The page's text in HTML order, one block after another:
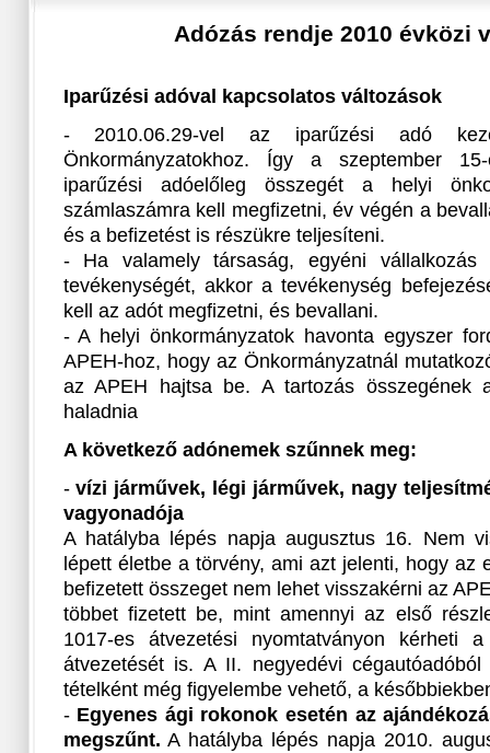
Adózás rendje 2010 évközi
Iparűzési adóval kapcsolatos változások
- 2010.06.29-vel az iparűzési adó
Önkormányzatokhoz. Így a szeptember
iparűzési adóelőleg összegét a helyi
számlaszámra kell megfizetni, év végén a
és a befizetést is részükre teljesíteni.
- Ha valamely társaság, egyéni vállalkozás
tevékenységét, akkor a tevékenység
kell az adót megfizetni, és bevallani.
- A helyi önkormányzatok havonta egyszer
APEH-hoz, hogy az Önkormányzatnál
az APEH hajtsa be. A tartozás összegének
haladnia
A következő adónemek szűnnek meg:
-vízi járművek, légi járművek, nagy
vagyonadója
A hatályba lépés napja augusztus 16. Nem
lépett életbe a törvény, ami azt jelenti, hogy az
befizetett összeget nem lehet visszakérni az
többet fizetett be, mint amennyi az első
1017-es átvezetési nyomtatványon kérheti
átvezetését is. A II. negyedévi
tételként még figyelembe vehető, a
- Egyenes ági rokonok esetén az
megszűnt. A hatályba lépés napja 2010.